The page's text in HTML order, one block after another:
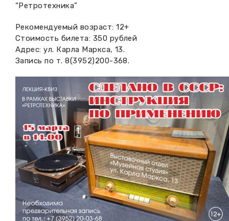
“Ретротехника”
Рекомендуемый возраст: 12+
Стоимость билета: 350 рублей
Адрес: ул. Карла Маркса, 13.
Запись по т. 8(3952)200-368.